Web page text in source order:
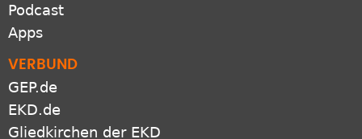
Podcast
Apps
VERBUND
GEP.de
EKD.de
Gliedkirchen der EKD